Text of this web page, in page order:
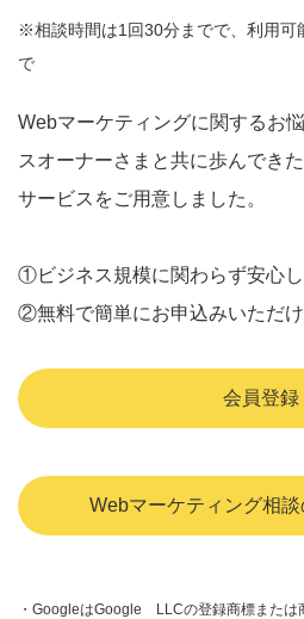
※相談時間は1回30分までで、利用可
で
Webマーケティングに関するお
スオーナーさまと共に歩んでき
サービスをご用意しました。
①ビジネス規模に関わらず安心し
②無料で簡単にお申込みいただけ
会員登録
Webマーケティング相
・GoogleはGoogle LLCの登録商標または